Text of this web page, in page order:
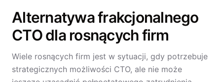
Alternatywa frakcjonalnego
CTO dla rosnących firm
Wiele rosnących firm jest w sytuacji, gdy potrzebuje
strategicznych możliwości CTO, ale nie może